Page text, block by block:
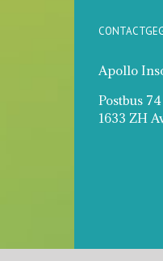
Apollo
Postbus 74
1633 ZH